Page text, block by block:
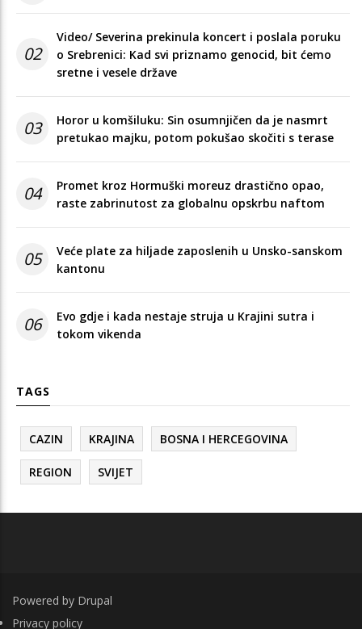
02
Video/ Severina prekinula koncert i poslala poruku
o Srebrenici: Kad svi priznamo genocid, bit ćemo
sretne i vesele države
03
Horor u komšiluku: Sin osumnjičen da je nasmrt
pretukao majku, potom pokušao skočiti s terase
04
Promet kroz Hormuški moreuz drastično opao,
raste zabrinutost za globalnu opskrbu naftom
05
Veće plate za hiljade zaposlenih u Unsko-sanskom
kantonu
06
Evo gdje i kada nestaje struja u Krajini sutra i
tokom vikenda
TAGS
CAZIN KRAJINA BOSNA I HERCEGOVINA
REGION SVIJET
Powered by Drupal
FOOTER
Privacy policy